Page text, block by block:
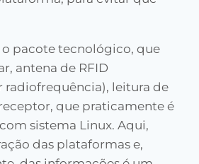
pacote tecnológico, que
antena de RFID
radiofrequência), leitura de
que praticamente é
sistema Linux. Aqui,
das plataformas e,